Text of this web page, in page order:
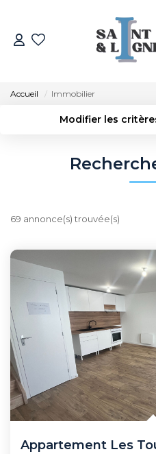
Qui
Notre
Biens
Nos
Nos
Accueil Immobilier
Modifier les
Type de bien
69 annonce(s) trouvée(s)